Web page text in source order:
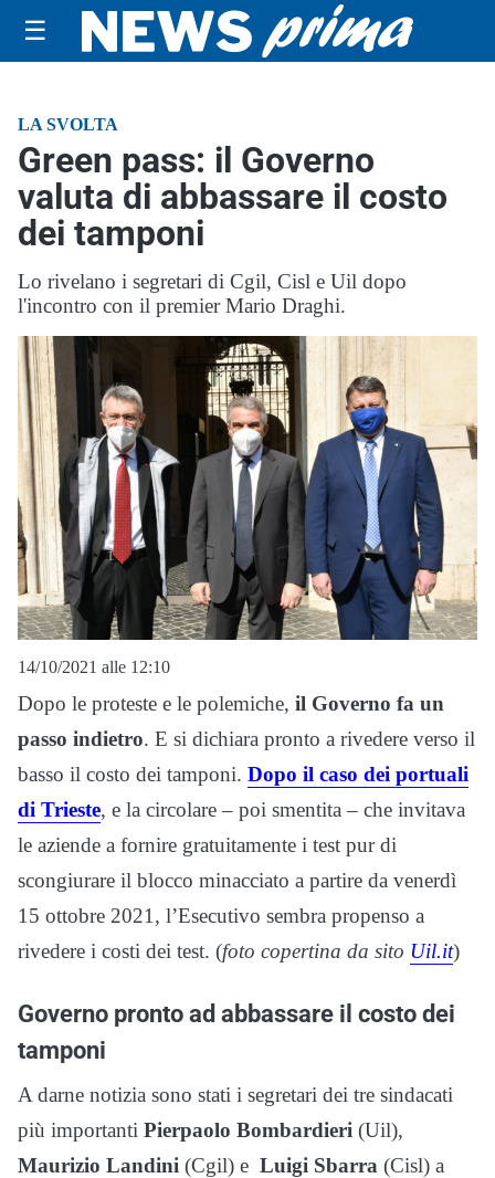
☰
LA SVOLTA
Green pass: il Governo
valuta di abbassare il costo
dei tamponi
Lo rivelano i segretari di Cgil, Cisl e Uil dopo
l'incontro con il premier Mario Draghi.
14/10/2021 alle 12:10
Dopo le proteste e le polemiche, il Governo fa un
passo indietro. E si dichiara pronto a rivedere verso il
basso il costo dei tamponi. Dopo il caso dei portuali
di Trieste, e la circolare – poi smentita – che invitava
le aziende a fornire gratuitamente i test pur di
scongiurare il blocco minacciato a partire da venerdì
15 ottobre 2021, l’Esecutivo sembra propenso a
rivedere i costi dei test. (foto copertina da sito Uil.it)
Governo pronto ad abbassare il costo dei
tamponi
A darne notizia sono stati i segretari dei tre sindacati
più importanti Pierpaolo Bombardieri (Uil),
Maurizio Landini (Cgil) e Luigi Sbarra (Cisl) a